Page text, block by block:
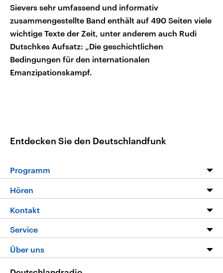
Sievers sehr umfassend und informativ
zusammengestellte Band enthält auf 490 Seiten viele
wichtige Texte der Zeit, unter anderem auch Rudi
Dutschkes Aufsatz: „Die geschichtlichen
Bedingungen für den internationalen
Emanzipationskampf.
Entdecken Sie den Deutschlandfunk
Programm
Die Nachrichten
Nachrichtenleicht
Neue Beiträge auf dlf.de
Hören
Livestream
Podcasts
Deutschlandfunk App
Nachrichten App
Kontakt
Hörerservice
Service
FAQ
Über uns